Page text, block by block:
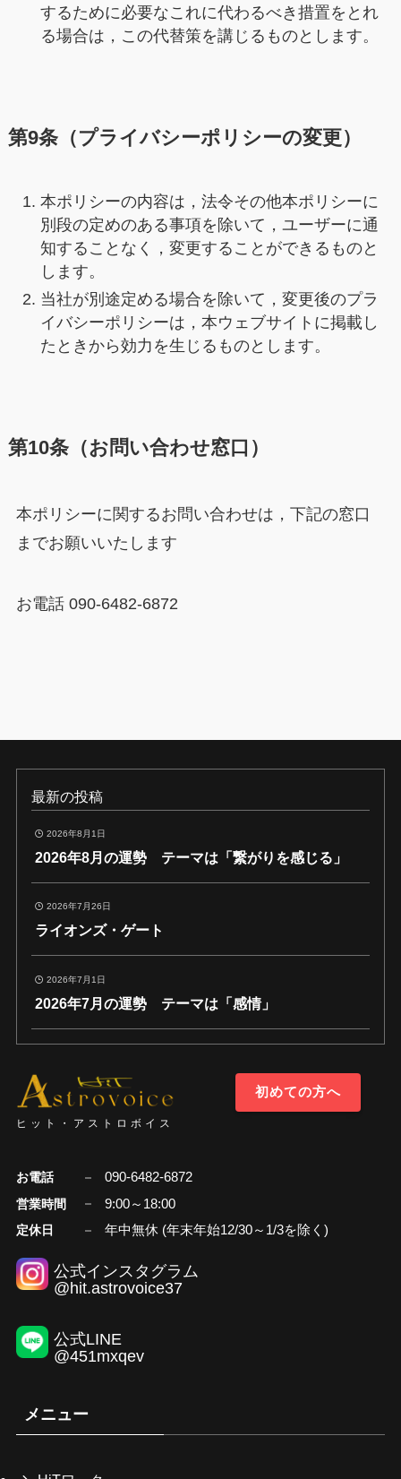
するために必要なこれに代わるべき措置をとれ
る場合は，この代替策を講じるものとします。
第9条（プライバシーポリシーの変更）
本ポリシーの内容は，法令その他本ポリシーに
別段の定めのある事項を除いて，ユーザーに通
知することなく，変更することができるものと
します。
当社が別途定める場合を除いて，変更後のプラ
イバシーポリシーは，本ウェブサイトに掲載し
たときから効力を生じるものとします。
第10条（お問い合わせ窓口）
本ポリシーに関するお問い合わせは，下記の窓口
までお願いいたします
お電話 090-6482-6872
最新の投稿
2026年8月1日
2026年8月の運勢 テーマは「繋がりを感じる」
2026年7月26日
ライオンズ・ゲート
2026年7月1日
2026年7月の運勢 テーマは「感情」
ヒット・アストロボイス
初めての方へ
お電話 090-6482-6872
営業時間 9:00～18:00
定休日 年中無休 (年末年始12/30～1/3を除く)
公式インスタグラム
@hit.astrovoice37
公式LINE
@451mxqev
メニュー